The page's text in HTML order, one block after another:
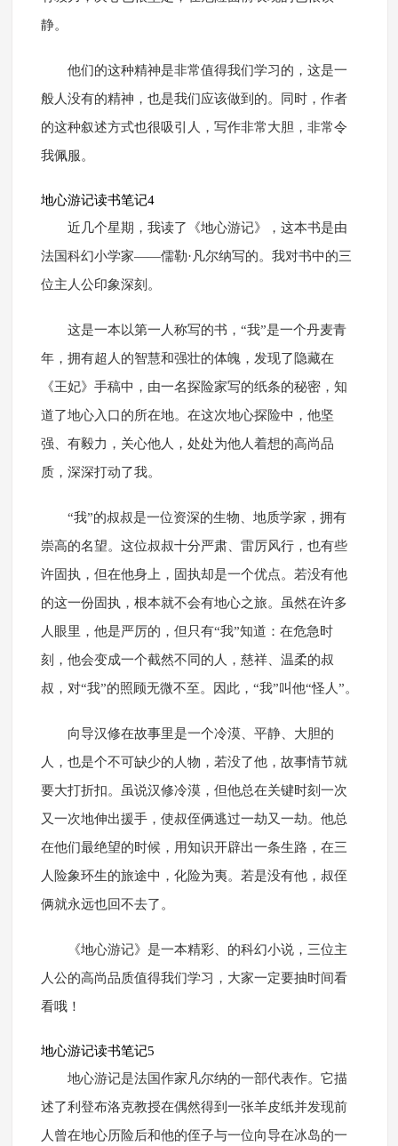
静。
他们的这种精神是非常值得我们学习的，这是一
般人没有的精神，也是我们应该做到的。同时，作者
的这种叙述方式也很吸引人，写作非常大胆，非常令
我佩服。
地心游记读书笔记4
近几个星期，我读了《地心游记》，这本书是由
法国科幻小学家——儒勒·凡尔纳写的。我对书中的三
位主人公印象深刻。
这是一本以第一人称写的书，“我”是一个丹麦青
年，拥有超人的智慧和强壮的体魄，发现了隐藏在
《王妃》手稿中，由一名探险家写的纸条的秘密，知
道了地心入口的所在地。在这次地心探险中，他坚
强、有毅力，关心他人，处处为他人着想的高尚品
质，深深打动了我。
“我”的叔叔是一位资深的生物、地质学家，拥有
崇高的名望。这位叔叔十分严肃、雷厉风行，也有些
许固执，但在他身上，固执却是一个优点。若没有他
的这一份固执，根本就不会有地心之旅。虽然在许多
人眼里，他是严厉的，但只有“我”知道：在危急时
刻，他会变成一个截然不同的人，慈祥、温柔的叔
叔，对“我”的照顾无微不至。因此，“我”叫他“怪人”。
向导汉修在故事里是一个冷漠、平静、大胆的
人，也是个不可缺少的人物，若没了他，故事情节就
要大打折扣。虽说汉修冷漠，但他总在关键时刻一次
又一次地伸出援手，使叔侄俩逃过一劫又一劫。他总
在他们最绝望的时候，用知识开辟出一条生路，在三
人险象环生的旅途中，化险为夷。若是没有他，叔侄
俩就永远也回不去了。
《地心游记》是一本精彩、的科幻小说，三位主
人公的高尚品质值得我们学习，大家一定要抽时间看
看哦！
地心游记读书笔记5
地心游记是法国作家凡尔纳的一部代表作。它描
述了利登布洛克教授在偶然得到一张羊皮纸并发现前
人曾在地心历险后和他的侄子与一位向导在冰岛的一